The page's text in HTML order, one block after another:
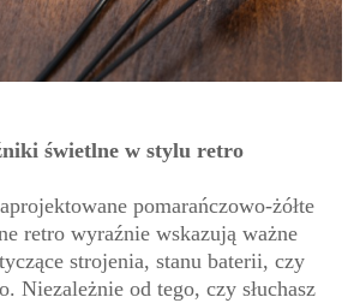
świetlne w stylu retro
pomarańczowo-żółte
retro wyraźnie wskazują ważne
strojenia, stanu baterii, czy
Niezależnie od tego, czy słuchasz